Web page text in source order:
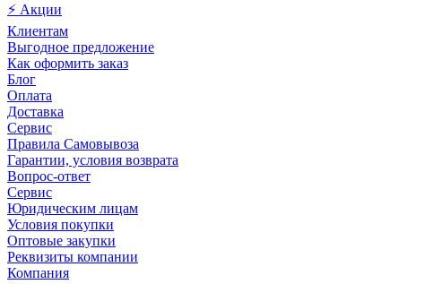
⚡ Акции
Клиентам
Выгодное предложение
Как оформить заказ
Блог
Оплата
Доставка
Сервис
Правила Самовывоза
Гарантии, условия возврата
Вопрос-ответ
Сервис
Юридическим лицам
Условия покупки
Оптовые закупки
Реквизиты компании
Компания